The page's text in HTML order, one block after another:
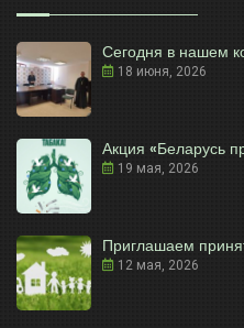
Сегодня в нашем
18 июня, 2026
Акция «Беларусь
19 мая, 2026
Приглашаем
12 мая, 2026